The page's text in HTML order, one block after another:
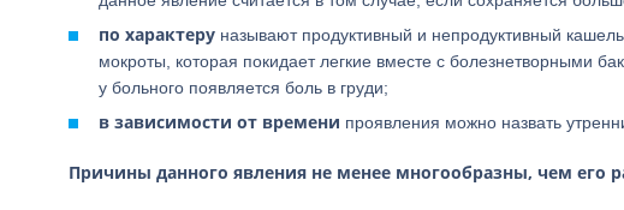
по характеру называют продуктивный и непродуктивный
мокроты, которая покидает легкие вместе с болезнетворными
у больного появляется боль в груди;
в зависимости от времени проявления можно назвать
Причины данного явления не менее многообразны, чем его